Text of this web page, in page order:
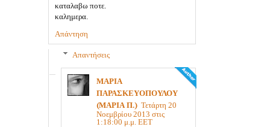
καταλαβω ποτε.
καλημερα.
Απάντηση
Απαντήσεις
ΜΑΡΙΑ
ΠΑΡΑΣΚΕΥΟΠΟΥΛΟΥ
(ΜΑΡΙΑ Π.) Τετάρτη 20
Νοεμβρίου 2013 στις
1:18:00 μ.μ. EET